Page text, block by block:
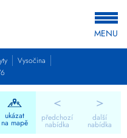
MENU
Vysočina
<
předchozí
nabídka
ukázat
na mapě
>
další
nabídka